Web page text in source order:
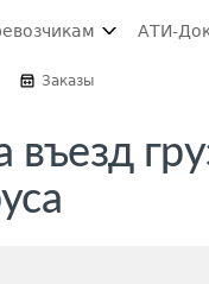
АТИ-
Заказы
въезд